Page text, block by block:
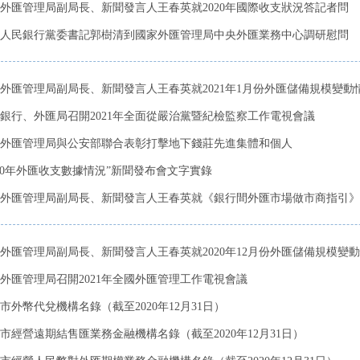
匯管理局副局長、新聞發言人王春英就2020年國際收支狀況答記者問
民銀行黨委書記郭樹清到國家外匯管理局中央外匯業務中心調研慰問
匯管理局副局長、新聞發言人王春英就2021年1月份外匯儲備規模變動
行、外匯局召開2021年全面從嚴治黨暨紀檢監察工作電視會議
匯管理局與公安部聯合表彰打擊地下錢莊先進集體和個人
年外匯收支數據情況”新聞發布會文字實錄
匯管理局副局長、新聞發言人王春英就《銀行間外匯市場做市商指引
匯管理局副局長、新聞發言人王春英就2020年12月份外匯儲備規模變
匯管理局召開2021年全國外匯管理工作電視會議
外幣代兌機構名錄（截至2020年12月31日）
經營遠期結售匯業務金融機構名錄（截至2020年12月31日）